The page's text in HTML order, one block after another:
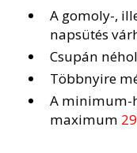
A gomoly-,
napsütés
Csupán
Többnyire
A minimum-
maximum